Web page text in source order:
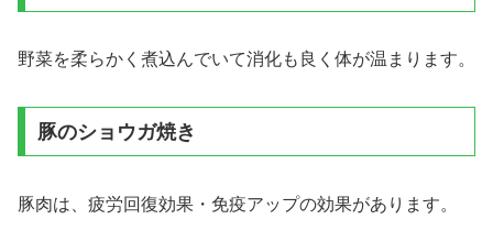
野菜を柔らかく煮込んでいて消化も良く体が温まります。
豚のショウガ焼き
豚肉は、疲労回復効果・免疫アップの効果があります。